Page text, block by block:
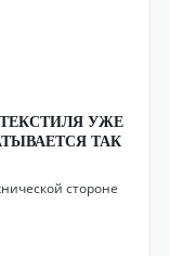
УЖЕ
ТАК
стороне